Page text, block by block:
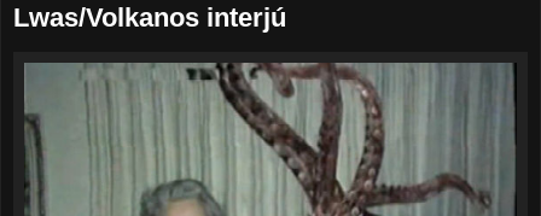
Lwas/Volkanos interjú